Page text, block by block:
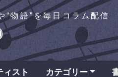
“物語”を毎日コラム配信
ィスト カテゴリー